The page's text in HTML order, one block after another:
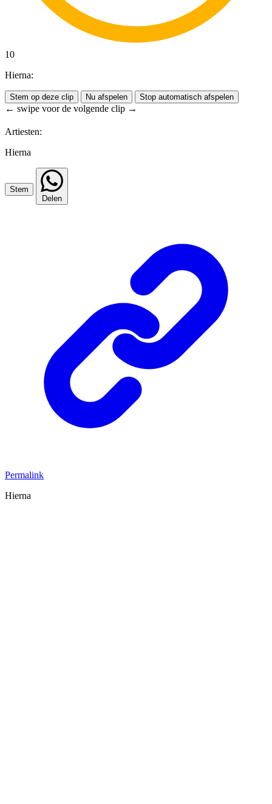
10
Hierna:
Stem op deze clip Nu afspelen Stop automatisch afspelen
← swipe voor de volgende clip →
Artiesten:
Hierna
Stem
Delen
Permalink
Hierna